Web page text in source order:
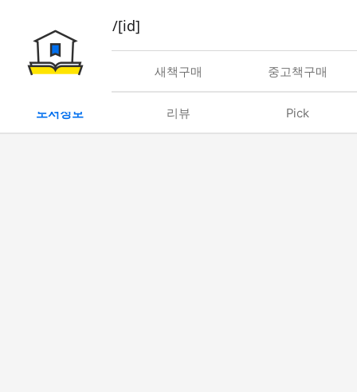
book/rent/[id]
대여 새책구매 중고책구매
도서정보 리뷰 Pick